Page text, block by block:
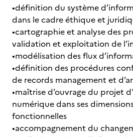
•définition du système
dans le cadre éthique et
•cartographie et analyse des
validation et exploitation de
•modélisation des flux
•définition des procédures
de records management et
•maîtrise d’ouvrage du projet
numérique dans ses
fonctionnelles
•accompagnement du